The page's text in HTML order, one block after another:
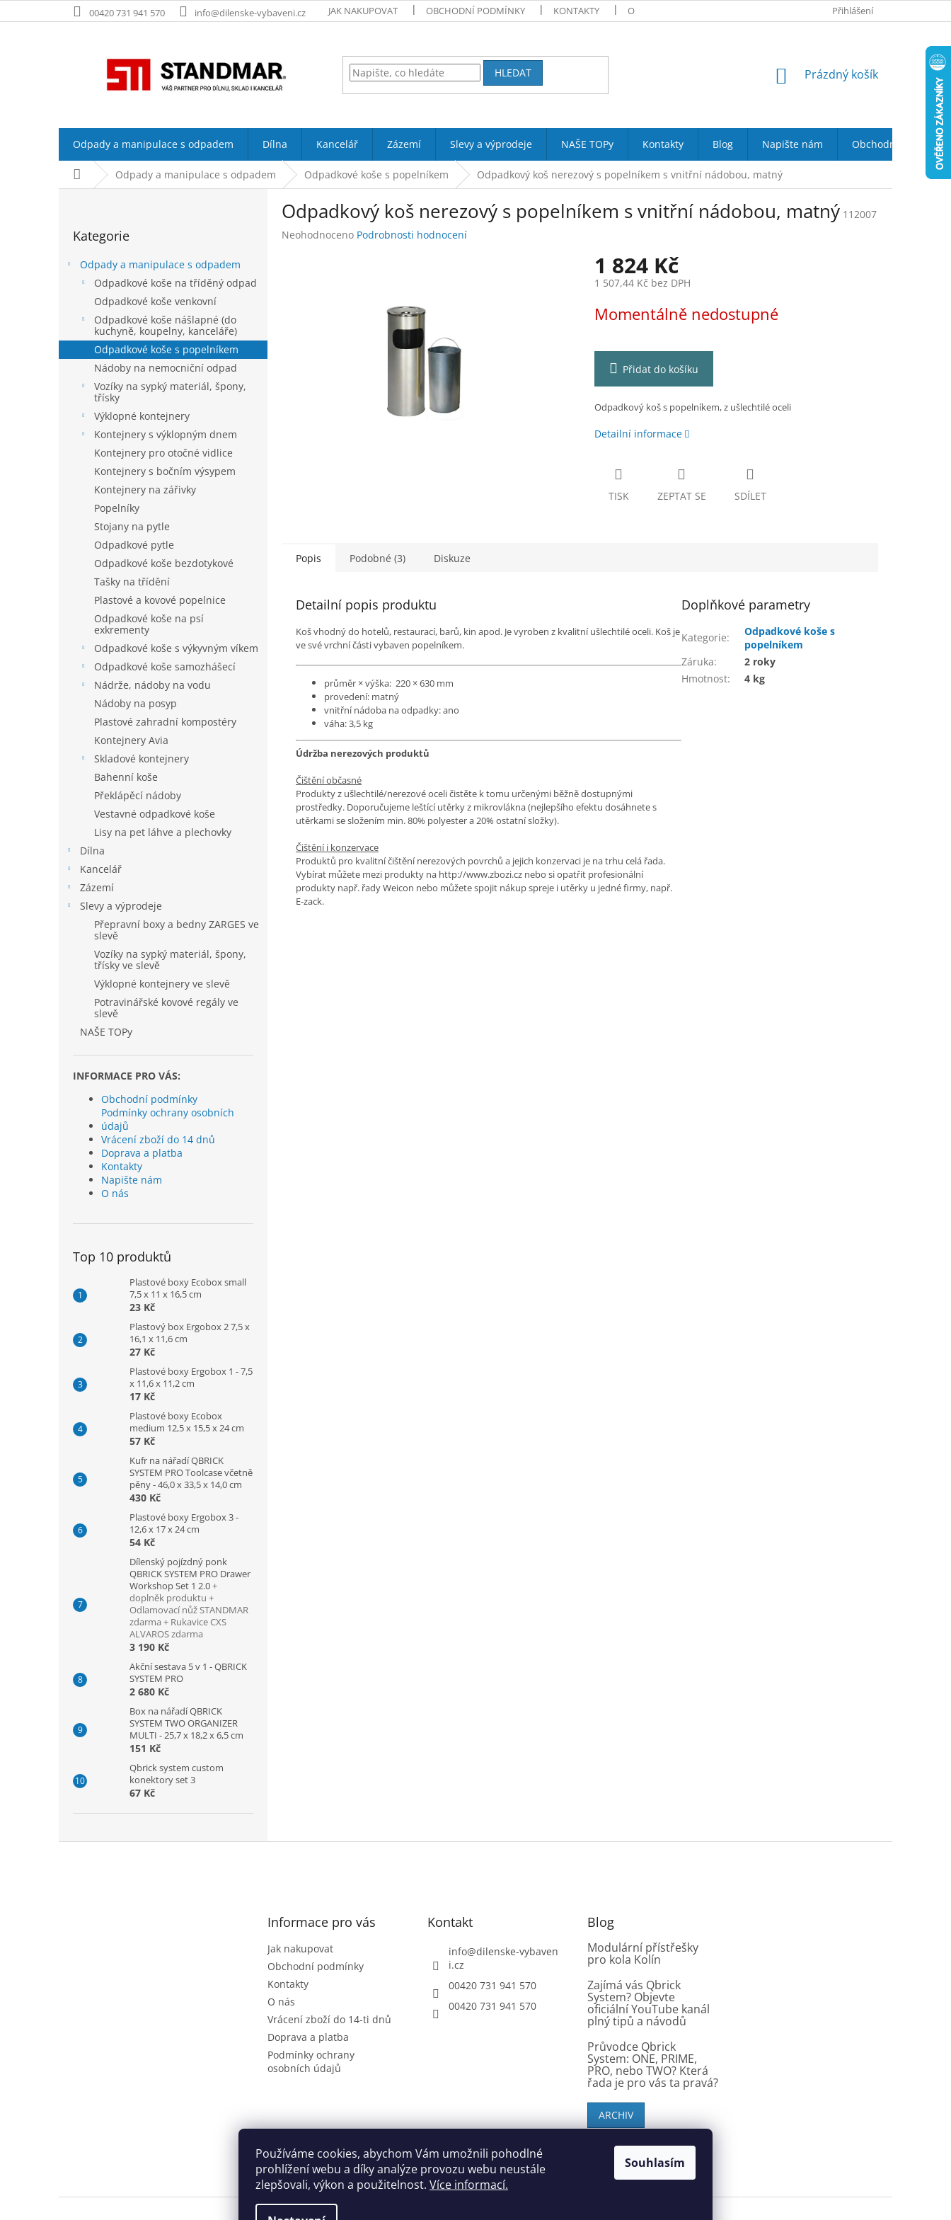
Používáme cookies, abychom Vám umožnili pohodlné
prohlížení webu a díky analýze provozu webu neustále
zlepšovali, výkon a použitelnost. Více informací.
Souhlasím
na
00420 731 941 570 info@dilenske-vybaveni.cz JAK NAKUPOVAT OBCHODNÍ PODMÍNKY KONTAKTY O NÁS DOPRAVA A PLATBA
Přihlášení
HLEDAT
NÁKUPNÍ
Prázdný košík
Odpady a manipulace s odpadem Dílna Kancelář Zázemí Slevy a výprodeje NAŠE TOPy Kontakty Blog Napište nám Obchodní podmínky
Domů Odpady a manipulace s odpadem Odpadkové koše s popelníkem Odpadkový koš nerezový s popelníkem s vnitřní nádobou, matný
p
kategorie
Kategorie
Odpady a manipulace s odpadem
Odpadkové koše na tříděný odpad
Odpadkové koše venkovní
Odpadkové koše nášlapné (do
kuchyně, koupelny, kanceláře)
Odpadkové koše s popelníkem
Nádoby na nemocniční odpad
Vozíky na sypký materiál, špony,
třísky
Výklopné kontejnery
Kontejnery s výklopným dnem
Kontejnery pro otočné vidlice
Kontejnery s bočním výsypem
Kontejnery na zářivky
Popelníky
Stojany na pytle
Odpadkové pytle
Odpadkové koše bezdotykové
Tašky na třídění
Plastové a kovové popelnice
Odpadkové koše na psí
exkrementy
Odpadkové koše s výkyvným víkem
Odpadkové koše samozhášecí
Nádrže, nádoby na vodu
Nádoby na posyp
Plastové zahradní kompostéry
Kontejnery Avia
Skladové kontejnery
Bahenní koše
Překlápěcí nádoby
Vestavné odpadkové koše
Lisy na pet láhve a plechovky
Dílna
Kancelář
Zázemí
Slevy a výprodeje
Přepravní boxy a bedny ZARGES ve
slevě
Vozíky na sypký materiál, špony,
třísky ve slevě
Výklopné kontejnery ve slevě
Potravinářské kovové regály ve
slevě
NAŠE TOPy
INFORMACE PRO VÁS:
Obchodní podmínky
Podmínky ochrany osobních
údajů
Vrácení zboží do 14 dnů
Doprava a platba
Kontakty
Napište nám
O nás
Top 10 produktů
Plastové boxy Ecobox small
7,5 x 11 x 16,5 cm
23 Kč
Plastový box Ergobox 2 7,5 x
16,1 x 11,6 cm
27 Kč
Plastové boxy Ergobox 1 - 7,5
x 11,6 x 11,2 cm
17 Kč
Plastové boxy Ecobox
medium 12,5 x 15,5 x 24 cm
57 Kč
Kufr na nářadí QBRICK
SYSTEM PRO Toolcase včetně
pěny - 46,0 x 33,5 x 14,0 cm
430 Kč
Plastové boxy Ergobox 3 -
12,6 x 17 x 24 cm
54 Kč
Dílenský pojízdný ponk
QBRICK SYSTEM PRO Drawer
Workshop Set 1 2.0+
doplněk produktu +
Odlamovací nůž STANDMAR
zdarma + Rukavice CXS
ALVAROS zdarma
3 190 Kč
Akční sestava 5 v 1 - QBRICK
SYSTEM PRO
2 680 Kč
Box na nářadí QBRICK
SYSTEM TWO ORGANIZER
MULTI - 25,7 x 18,2 x 6,5 cm
151 Kč
Qbrick system custom
konektory set 3
67 Kč
Odpadkový koš nerezový s popelníkem s vnitřní nádobou, matný 112007
Průměrné
Neohodnoceno Podrobnosti hodnocení
1 824 Kč
1 507,44 Kč bez DPH
cena:
Momentálně nedostupné
Přidat do košíku
Odpadkový koš s popelníkem, z ušlechtilé oceli
Detailní informace
TISK ZEPTAT SE SDÍLET
Popis Podobné (3) Diskuze
Detailní popis produktu
Koš vhodný do hotelů, restaurací, barů, kin apod. Je vyroben z kvalitní ušlechtilé oceli. Koš je
ve své vrchní části vybaven popelníkem.
průměr × výška: 220 × 630 mm
provedení: matný
vnitřní nádoba na odpadky: ano
váha: 3,5 kg
Údržba nerezových produktů
Čištění občasné
Produkty z ušlechtilé/nerezové oceli čistěte k tomu určenými běžně dostupnými
prostředky. Doporučujeme leštící utěrky z mikrovlákna (nejlepšího efektu dosáhnete s
utěrkami se složením min. 80% polyester a 20% ostatní složky).
Čištění i konzervace
Produktů pro kvalitní čištění nerezových povrchů a jejich konzervaci je na trhu celá řada.
Vybírat můžete mezi produkty na http://www.zbozi.cz nebo si opatřit profesionální
produkty např. řady Weicon nebo můžete spojit nákup spreje i utěrky u jedné firmy, např.
E-zack.
Doplňkové parametry
Kategorie:
Odpadkové koše s
popelníkem
Záruka:
2 roky
Hmotnost: 4 kg
Informace pro vás
Jak nakupovat
Obchodní podmínky
Kontakty
O nás
Vrácení zboží do 14-ti dnů
Doprava a platba
Podmínky ochrany
osobních údajů
Kontakt
info@dilenske-vybaven
i.cz
00420 731 941 570
00420 731 941 570
Blog
Modulární přístřešky
pro kola Kolín
Zajímá vás Qbrick
System? Objevte
oficiální YouTube kanál
plný tipů a návodů
Průvodce Qbrick
System: ONE, PRIME,
PRO, nebo TWO? Která
řada je pro vás ta pravá?
ARCHIV
SK zákazníci - dielenske-vybavenie.sk